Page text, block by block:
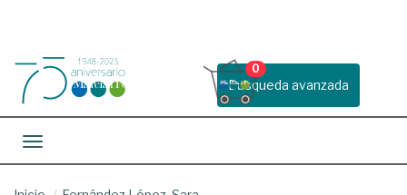
Busqueda avanzada
0
Toggle navigation